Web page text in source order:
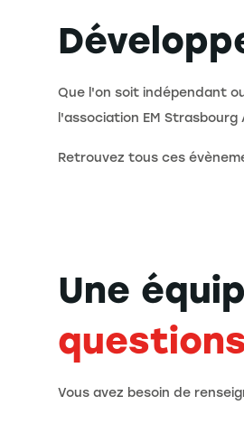
Que l'on soit indépendant
l'association EM
Retrouvez tous ces
Une
Vous avez besoin de